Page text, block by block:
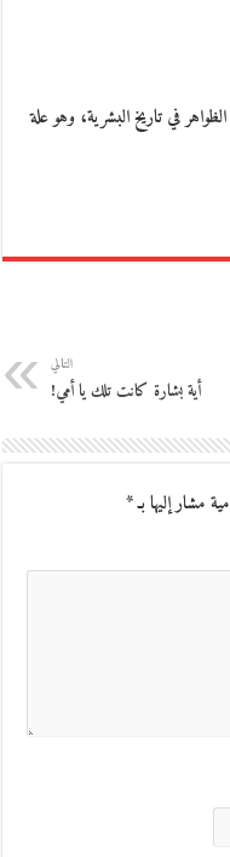
في تاريخ البشرية، وهو علة
التالي
أية بشارة كانت تلك يا أمي!
مشار إليها بـ*